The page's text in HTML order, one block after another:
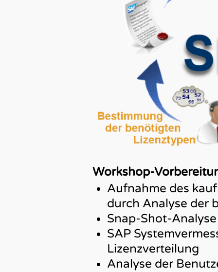
Workshop-
Aufnahme des
durch Analyse der
Snap-Shot-Analyse
SAP
Lizenzverteilung
Analyse der